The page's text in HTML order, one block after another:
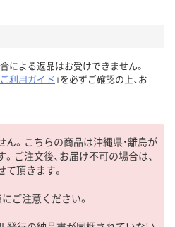
による返品はお受けできません。
ご利用ガイド 」を必ずご確認の上、お
。こちらの商品は沖縄県・離島が
ご注文後、お届け不可の場合は、
頂きます。
ご注意ください。